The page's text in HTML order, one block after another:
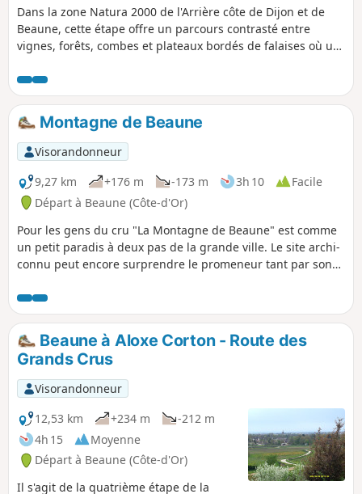
Dans la zone Natura 2000 de l'Arrière côte de Dijon et de
Beaune, cette étape offre un parcours contrasté entre
vignes, forêts, combes et plateaux bordés de falaises où un
d'orientation offrent des points de vue panoramiques des
chaînons du Jura jusqu'aux Alpes en passant par les
vignobles des Côtes et Hautes Côtes de Beaune inscrits au
patrimoine mondial de l'UNESCO au titre de paysage
culturel des Climats du vignoble de Bourgogne.
Montagne de Beaune
Visorandonneur
9,27 km
+176 m -173 m 3h 10
Facile
Départ à Beaune (Côte-d'Or)
Pour les gens du cru "La Montagne de Beaune" est comme
un petit paradis à deux pas de la grande ville. Le site archi-
connu peut encore surprendre le promeneur tant par son
aménagés.
Beaune à Aloxe Corton - Route des
Grands Crus
Visorandonneur
12,53 km
+234 m
-212 m
4h 15
Moyenne
Départ à Beaune (Côte-d'Or)
Il s'agit de la quatrième étape de la